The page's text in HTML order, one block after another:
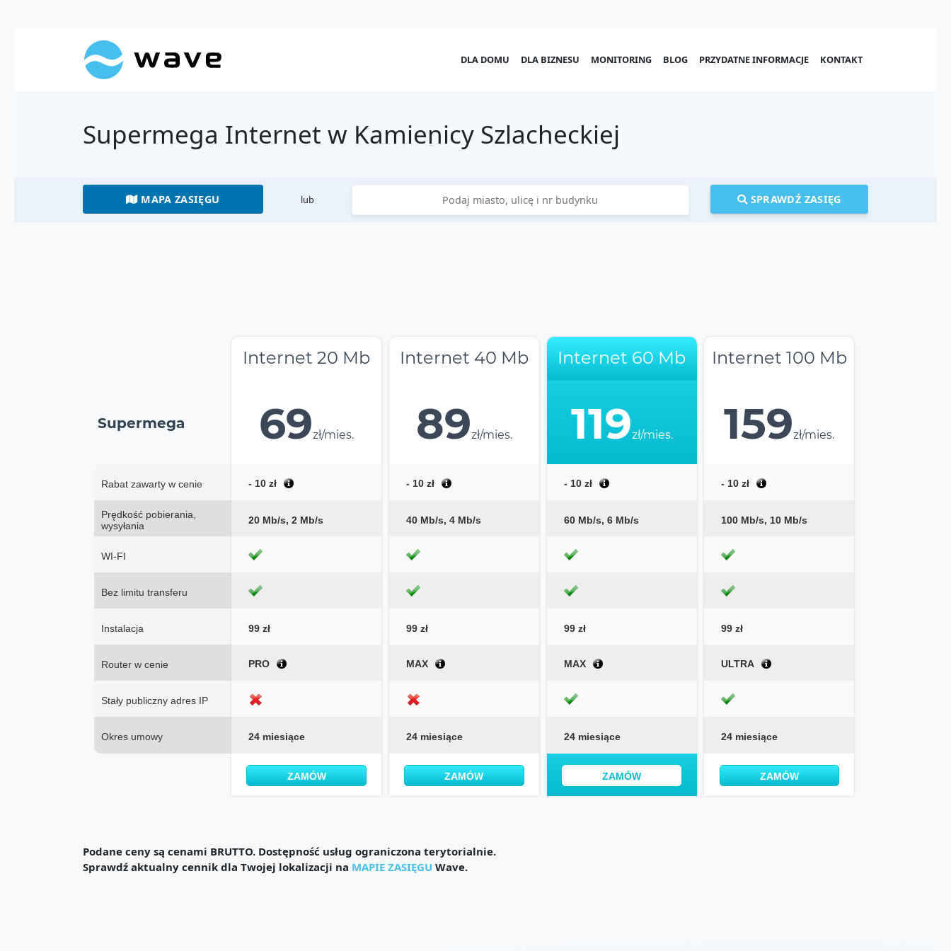
DLA DOMU DLA BIZNESU MONITORING BLOG PRZYDATNE INFORMACJE KONTAKT
Supermega Internet w Kamienicy Szlacheckiej
MAPA ZASIĘGU lub SPRAWDŹ ZASIĘG
Supermega
Rabat zawarty w cenie
Prędkość pobierania,
wysyłania
WI-FI
Bez limitu transferu
Instalacja
Router w cenie
Stały publiczny adres IP
Okres umowy
Internet 20 Mb
69zł/mies.
- 10 zł
20 Mb/s, 2 Mb/s
99 zł
PRO
24 miesiące
ZAMÓW
Internet 40 Mb
89zł/mies.
- 10 zł
40 Mb/s, 4 Mb/s
99 zł
MAX
24 miesiące
ZAMÓW
Internet 60 Mb
119zł/mies.
- 10 zł
60 Mb/s, 6 Mb/s
99 zł
MAX
24 miesiące
ZAMÓW
Internet 100 Mb
159zł/mies.
- 10 zł
100 Mb/s, 10 Mb/s
99 zł
ULTRA
24 miesiące
ZAMÓW
Podane ceny są cenami BRUTTO. Dostępność usług ograniczona terytorialnie.
Sprawdź aktualny cennik dla Twojej lokalizacji na MAPIE ZASIĘGU Wave.